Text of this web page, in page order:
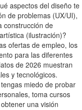
aspectos del diseño te
de problemas (UX/UI),
construcción de
(ilustración)?
ofertas de empleo, los
para las diferentes
de 2026 muestran
y tecnológicos.
miedo de probar
toma cursos
una visión